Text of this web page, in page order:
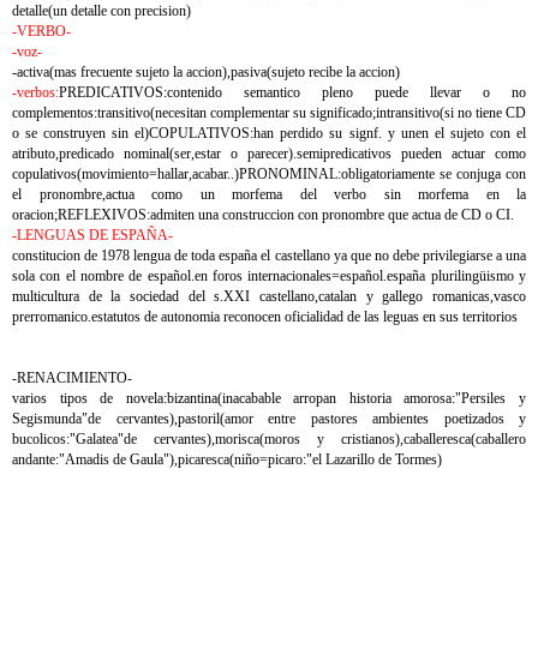
detalle(un detalle con precision)
-VERBO-
-voz-
-activa(mas frecuente sujeto la accion),pasiva(sujeto recibe la accion)
-verbos:PREDICATIVOS:contenido semantico pleno puede llevar o no
complementos:transitivo(necesitan complementar su significado;intransitivo(si no tiene CD
o se construyen sin el)COPULATIVOS:han perdido su signf. y unen el sujeto con el
atributo,predicado nominal(ser,estar o parecer).semipredicativos pueden actuar como
copulativos(movimiento=hallar,acabar..)PRONOMINAL:obligatoriamente se conjuga con
el pronombre,actua como un morfema del verbo sin morfema en la
oracion;REFLEXIVOS:admiten una construccion con pronombre que actua de CD o CI.
-LENGUAS DE ESPAÑA-
constitucion de 1978 lengua de toda españa el castellano ya que no debe privilegiarse a una
sola con el nombre de español.en foros internacionales=español.españa plurilingüismo y
multicultura de la sociedad del s.XXI castellano,catalan y gallego romanicas,vasco
prerromanico.estatutos de autonomia reconocen oficialidad de las leguas en sus territorios
-RENACIMIENTO-
varios tipos de novela:bizantina(inacabable arropan historia amorosa:"Persiles y
Segismunda"de cervantes),pastoril(amor entre pastores ambientes poetizados y
bucolicos:"Galatea"de cervantes),morisca(moros y cristianos),caballeresca(caballero
andante:"Amadis de Gaula"),picaresca(niño=picaro:"el Lazarillo de Tormes)